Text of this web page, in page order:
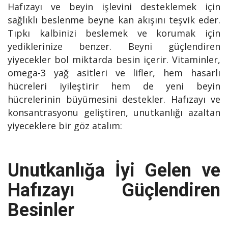
Hafızayı ve beyin işlevini desteklemek için
sağlıklı beslenme beyne kan akışını teşvik eder.
Tıpkı kalbinizi beslemek ve korumak için
yediklerinize benzer. Beyni güçlendiren
yiyecekler bol miktarda besin içerir. Vitaminler,
omega-3 yağ asitleri ve lifler, hem hasarlı
hücreleri iyileştirir hem de yeni beyin
hücrelerinin büyümesini destekler. Hafızayı ve
konsantrasyonu geliştiren, unutkanlığı azaltan
yiyeceklere bir göz atalım:
Unutkanlığa İyi Gelen ve
Hafızayı Güçlendiren
Besinler